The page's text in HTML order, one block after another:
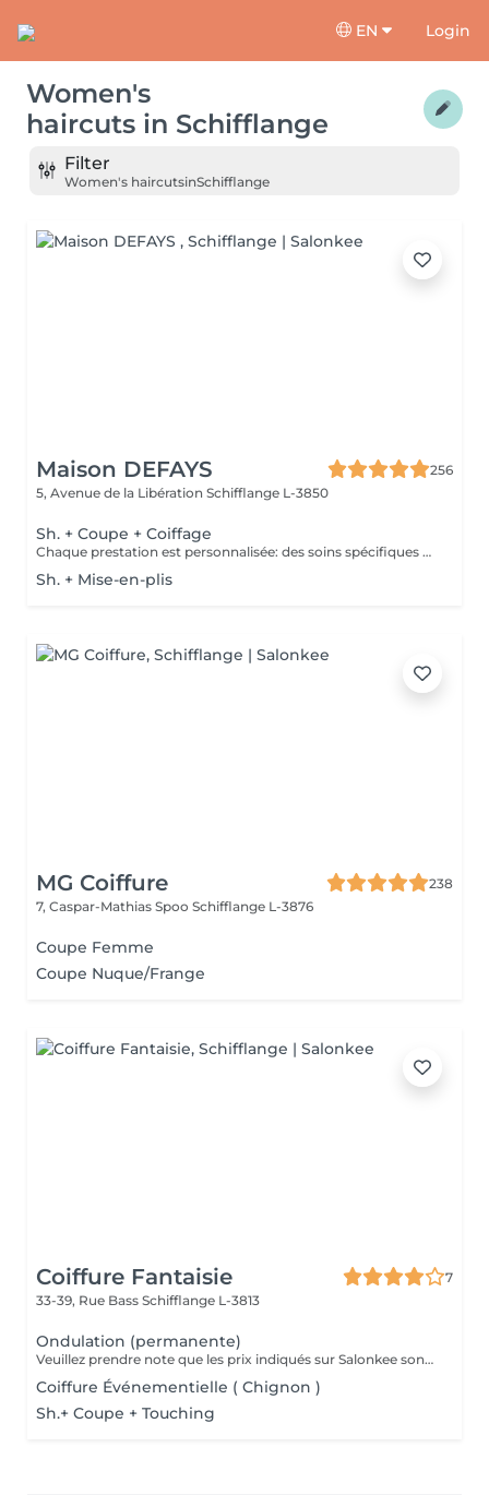
EN Login
Women's
haircuts in Schifflange
Filter
Women's haircutsinSchifflange
Maison DEFAYS
256
5, Avenue de la Libération Schifflange L-3850
Sh. + Coupe + Coiffage
Chaque prestation est personnalisée: des soins spécifiques peuvent être proposés selon les besoins de votre cuir chevelu et de vos cheveux et seront facturés en supplément.
Sh. + Mise-en-plis
MG Coiffure
238
7, Caspar-Mathias Spoo Schifflange L-3876
Coupe Femme
Coupe Nuque/Frange
Coiffure Fantaisie
7
33-39, Rue Bass Schifflange L-3813
Ondulation (permanente)
Veuillez prendre note que les prix indiqués sur Salonkee sont communiqués à titre informatif et s'entendent de base. Ces derniers sont susceptibles de varier selon le diagnostic réalisé à votre arrivée au salon et l'expertise du professionnel à qui vous confiez votre beauté. Dans tous les cas, un devis précis vous sera proposé et toutes réalisations de prestations seront effectuées avec votre accord. Un grand merci d'avance pour votre compréhension. Au plaisir de vous recevoir très vite.
Coiffure Événementielle ( Chignon )
Sh.+ Coupe + Touching